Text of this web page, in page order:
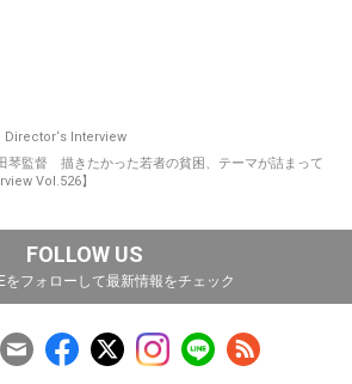
Director‘s Interview
琴監督 描きたかった若者の貧困、テーマが詰まって
Vol.526】
FOLLOW US
をフォローして最新情報をチェック